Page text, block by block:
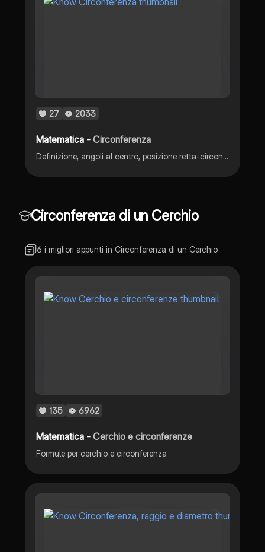
27 2033
Matematica -Circonferenza
Definizione, angoli al centro, posizione retta-circonferenza,area cerchio e settore circolare, triangoli e punti notevoli. Poligoni inscritti e circoscritti.
Circonferenza di un Cerchio
6 i migliori appunti in Circonferenza di un Cerchio
135 6962
Matematica -Cerchio e circonferenze
Formule per cerchio e circonferenza